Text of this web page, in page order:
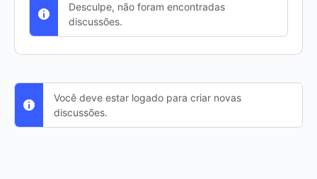
Desculpe, não foram encontradas
discussões.
Você deve estar logado para criar novas
discussões.